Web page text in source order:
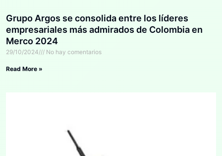
Grupo Argos se consolida entre los líderes
empresariales más admirados de Colombia en
Merco 2024
29/10/2024 No hay comentarios
Read More »